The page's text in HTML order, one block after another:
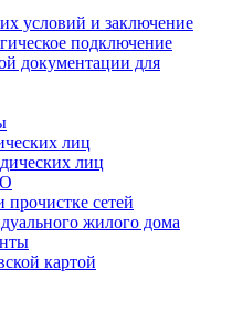
условий и заключение
подключение
документации для
лиц
лиц
сетей
жилого дома
картой